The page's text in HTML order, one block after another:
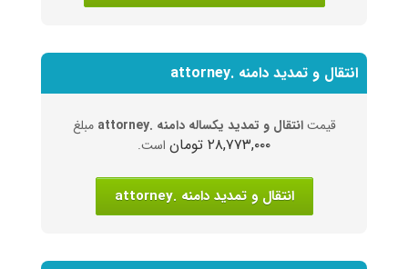
انتقال و تمدید دامنه .attorney
قیمتانتقال و تمدید یکساله دامنه .attorney مبلغ
۲۸,۷۷۳,۰۰۰ تومان است.
انتقال و تمدید دامنه .attorney